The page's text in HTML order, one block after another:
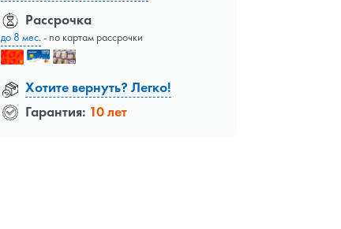
Рассрочка
до 8 мес.- по картам рассрочки
Хотите вернуть? Легко!
Гарантия: 10 лет